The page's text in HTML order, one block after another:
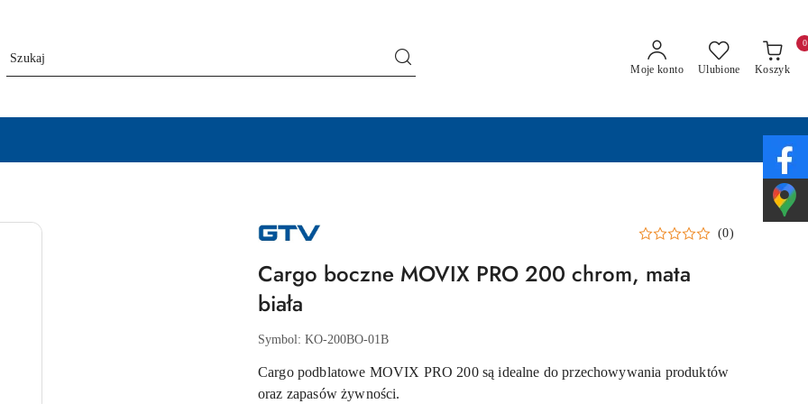
Moje konto Ulubione Koszyk
0
NAZWA
PRODUCENTA:
(0)
Cargo boczne MOVIX PRO 200 chrom, mata
biała
Symbol: KO-200BO-01B
Cargo podblatowe MOVIX PRO 200 są idealne do przechowywania produktów
oraz zapasów żywności.